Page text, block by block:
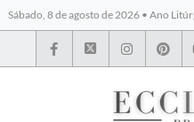
Sábado, 8 de agosto de 2026 • Ano